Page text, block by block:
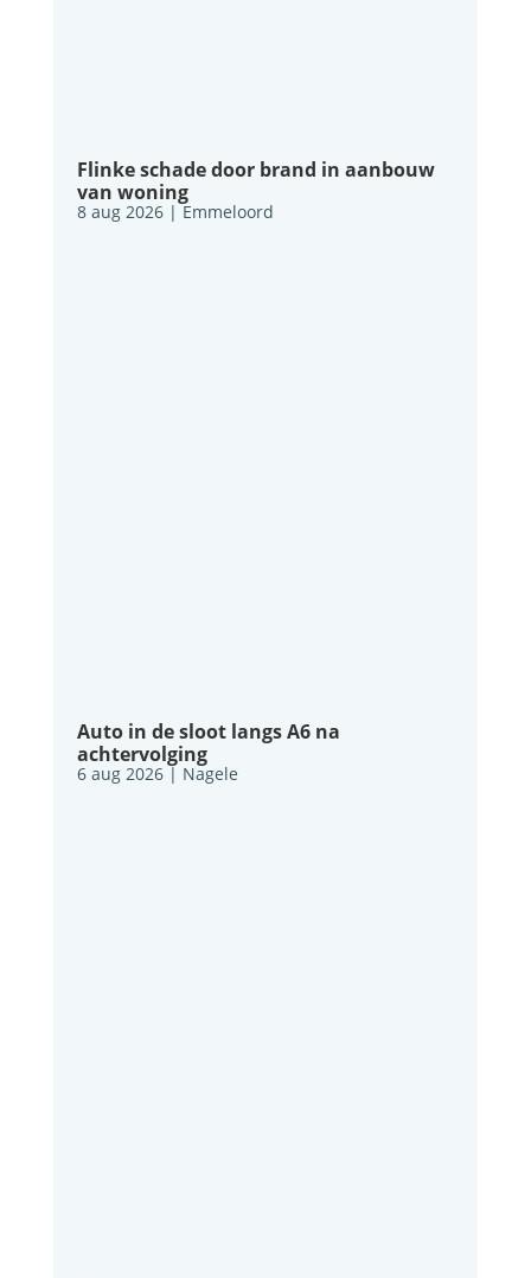
Flinke schade door brand in aanbouw
van woning
8 aug 2026| Emmeloord
Auto in de sloot langs A6 na
achtervolging
6 aug 2026| Nagele